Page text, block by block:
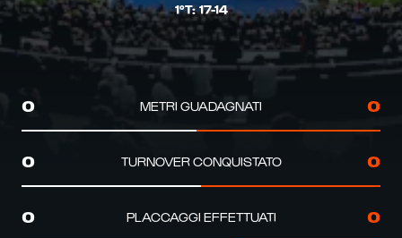
1°T:17-14
0 METRI GUADAGNATI 0
0 TURNOVER CONQUISTATO 0
0 PLACCAGGI EFFETTUATI 0